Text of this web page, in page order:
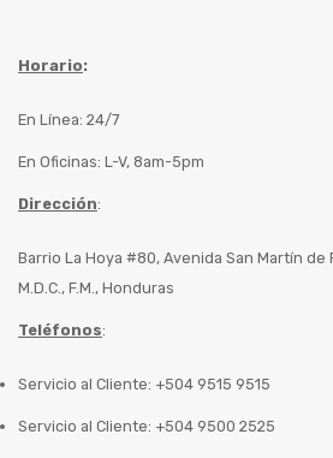
Horario:
En Línea: 24/7
En Oficinas: L-V, 8am-5pm
Dirección:
Barrio La Hoya #80, Avenida San Martín de
M.D.C., F.M., Honduras
Teléfonos:
Servicio al Cliente: +504 9515 9515
Servicio al Cliente: +504 9500 2525